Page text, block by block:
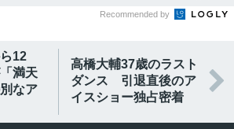
Recommended by
12
満天
なア
高橋大輔37歳のラスト
ダンス 引退直後のア
イスショー独占密着
